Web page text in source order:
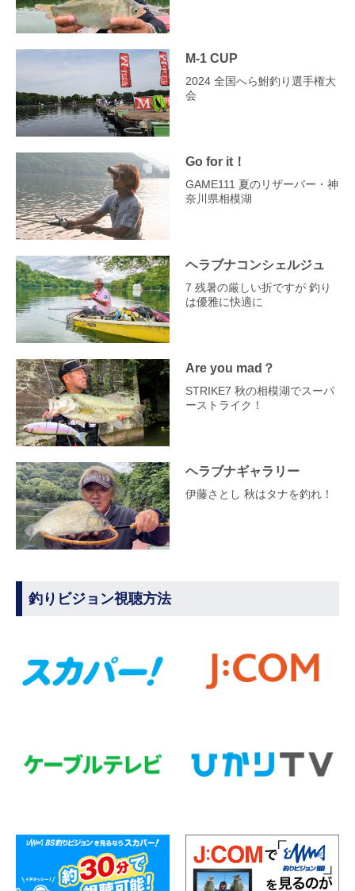
M-1 CUP
2024 全国へら鮒釣り選手権大
会
Go for it！
GAME111 夏のリザーバー・神
奈川県相模湖
ヘラブナコンシェルジュ
7 残暑の厳しい折ですが 釣り
は優雅に快適に
Are you mad？
STRIKE7 秋の相模湖でスーパ
ーストライク！
ヘラブナギャラリー
伊藤さとし 秋はタナを釣れ！
釣りビジョン視聴方法